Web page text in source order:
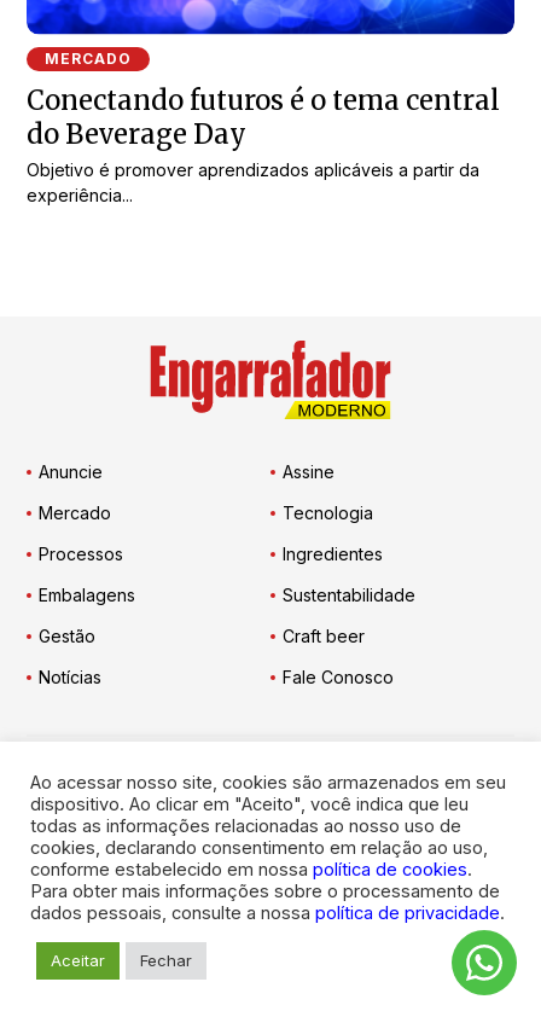
MERCADO
Conectando futuros é o tema central
do Beverage Day
Objetivo é promover aprendizados aplicáveis a partir da
experiência...
Anuncie
Assine
Mercado
Tecnologia
Processos
Ingredientes
Embalagens
Sustentabilidade
Gestão
Craft beer
Notícias
Fale Conosco
Engarrafador Moderno nas Redes:
. Todos os direitos reservados.
Ao acessar nosso site, cookies são armazenados em seu
dispositivo. Ao clicar em "Aceito", você indica que leu
todas as informações relacionadas ao nosso uso de
cookies, declarando consentimento em relação ao uso,
conforme estabelecido em nossa política de cookies.
Para obter mais informações sobre o processamento de
dados pessoais, consulte a nossa política de privacidade.
Aceitar Fechar